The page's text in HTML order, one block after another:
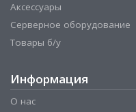
Аксессуары
Серверное оборудование
Товары б/у
Информация
О нас